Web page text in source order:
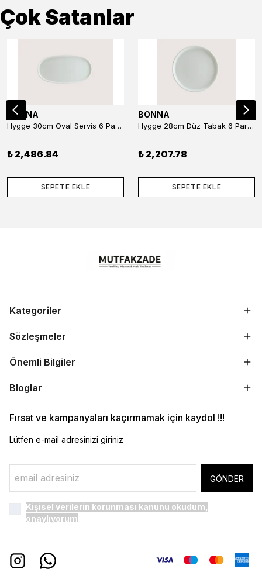
Çok Satanlar
BONNA
Hygge 30cm Oval Servis 6 Parça
₺ 2,486.84
SEPETE EKLE
BONNA
Hygge 28cm Düz Tabak 6 Parça
₺ 2,207.78
SEPETE EKLE
Kategoriler
Sözleşmeler
Önemli Bilgiler
Bloglar
Fırsat ve kampanyaları kaçırmamak için kaydol !!!
Lütfen e-mail adresinizi giriniz
GÖNDER
Kişisel verilerin korunması kanunu okudum,
onaylıyorum